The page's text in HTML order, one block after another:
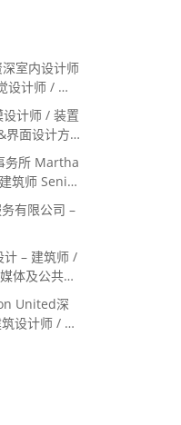
深室内设计师
设计师 / 项
负责人 / 服
设计师 / 装置
界面设计方
务所 Martha
筑师 Senior
师
有限公司 –
计 – 建筑师 /
体及公共关
United深
设计师 / 室